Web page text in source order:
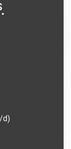
d)